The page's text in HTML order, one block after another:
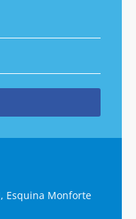
Esquina Monforte